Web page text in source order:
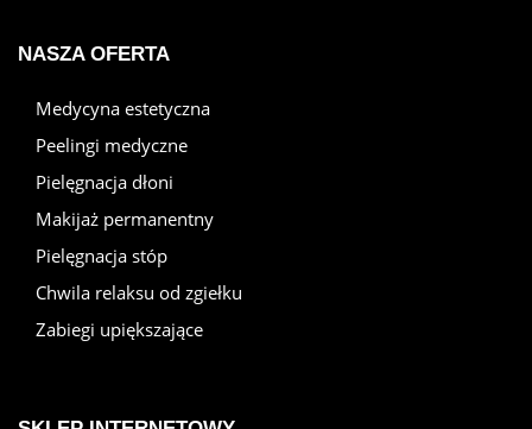
NASZA OFERTA
Medycyna estetyczna
Peelingi medyczne
Pielęgnacja dłoni
Makijaż permanentny
Pielęgnacja stóp
Chwila relaksu od zgiełku
Zabiegi upiększające